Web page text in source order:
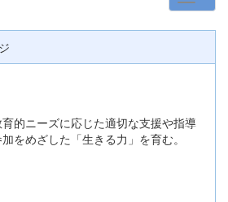
的ニーズに応じた適切な支援や指導
をめざした「生きる力」を育む。